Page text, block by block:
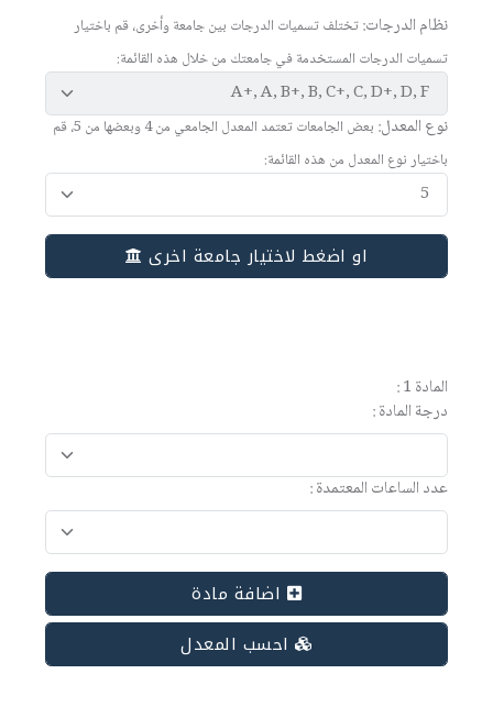
نظام الدرجات:تختلف تسميات الدرجات بين جامعة وأخرى، قم باختيار
تسميات الدرجات المستخدمة في جامعتك من خلال هذه القائمة:
نوع المعدل:
بعض الجامعات تعتمد المعدل الجامعي من 4 وبعضها من 5، قم
باختيار نوع المعدل من هذه القائمة:
او اضغط لاختيار جامعة اخرى
المادة 1 :
درجة المادة :
عدد الساعات المعتمدة :
اضافة مادة
احسب المعدل